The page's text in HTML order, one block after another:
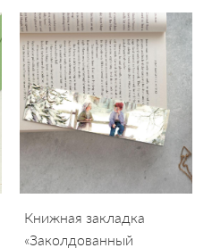
Книжная закладка
«Заколдованный